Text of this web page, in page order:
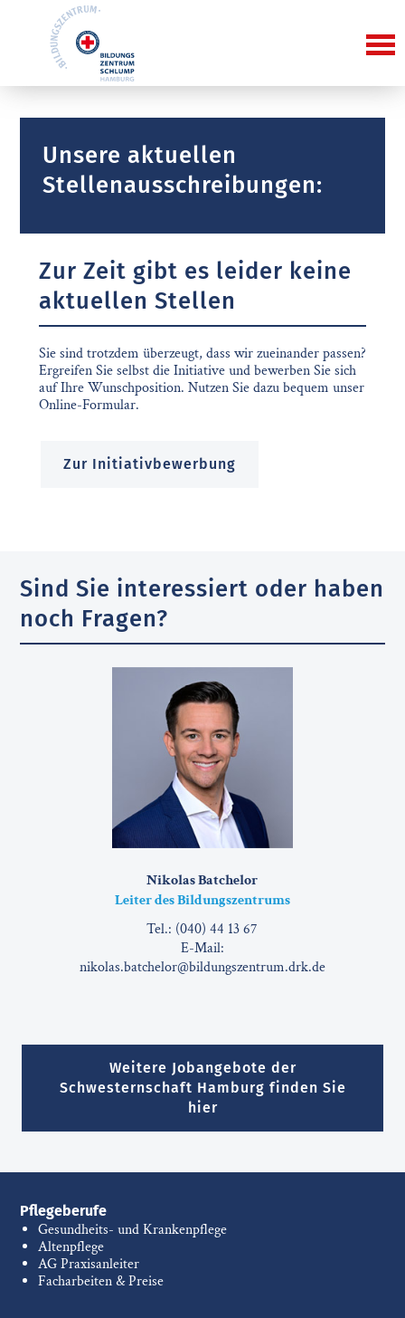
Unsere aktuellen
Stellenausschreibungen:
Zur Zeit gibt es leider keine
aktuellen Stellen
Sie sind trotzdem überzeugt, dass wir zueinander passen?
Ergreifen Sie selbst die Initiative und bewerben Sie sich
auf Ihre Wunschposition. Nutzen Sie dazu bequem unser
Online-Formular.
Zur Initiativbewerbung
Sind Sie interessiert oder haben
noch Fragen?
Nikolas Batchelor
Leiter des Bildungszentrums
Tel.: (040) 44 13 67
E-Mail:
nikolas.batchelor@bildungszentrum.drk.de
Weitere Jobangebote der
Schwesternschaft Hamburg finden Sie
hier
Pflegeberufe
Gesundheits- und Krankenpflege
Altenpflege
AG Praxisanleiter
Facharbeiten & Preise